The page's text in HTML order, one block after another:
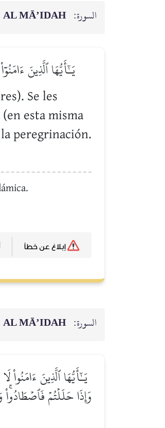
السورة: AL MĀ’IDAH
يَـٰٓأَيُّهَا ٱلَّذِينَ
Se les
esta misma
peregrinación.
السورة: AL MĀ’IDAH
يَـٰٓأَيُّهَا ٱلَّذِينَ
وَإِذَا حَلَلۡتُمۡ